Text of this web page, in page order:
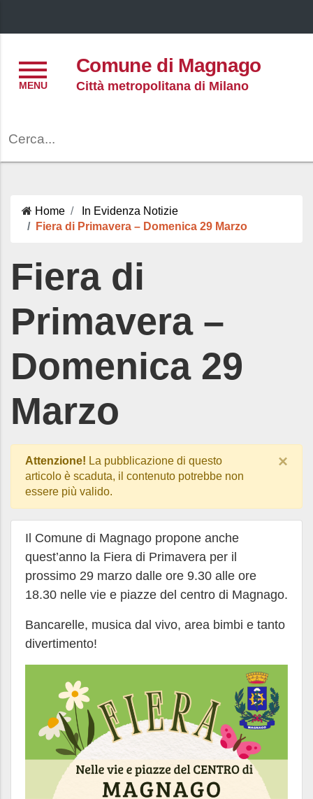
Comune di Magnago
Città metropolitana di Milano
Home In Evidenza Notizie
Fiera di Primavera – Domenica 29 Marzo
Fiera di
Primavera –
Domenica 29
Marzo
Attenzione! La pubblicazione di questo
articolo è scaduta, il contenuto potrebbe non
essere più valido.
×
Il Comune di Magnago propone anche
quest’anno la Fiera di Primavera per il
prossimo 29 marzo dalle ore 9.30 alle ore
18.30 nelle vie e piazze del centro di Magnago.
Bancarelle, musica dal vivo, area bimbi e tanto
divertimento!